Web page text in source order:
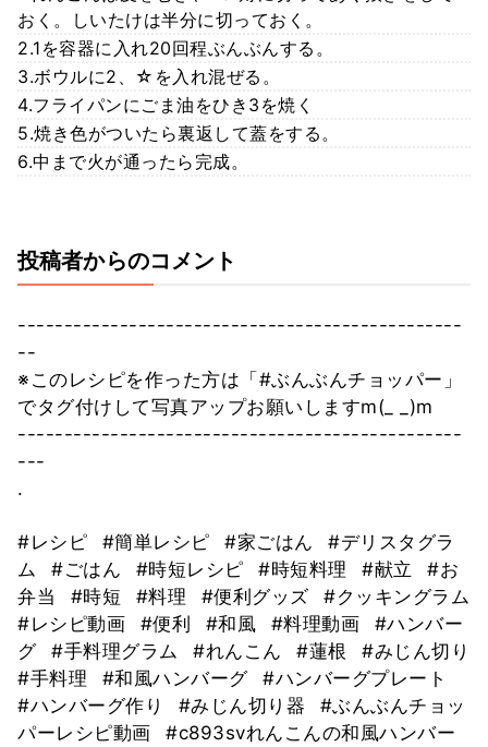
おく。しいたけは半分に切っておく。
2.1を容器に入れ20回程ぶんぶんする。
3.ボウルに2、☆を入れ混ぜる。
4.フライパンにごま油をひき3を焼く
5.焼き色がついたら裏返して蓋をする。
6.中まで火が通ったら完成。
投稿者からのコメント
------------------------------------------------
--
※このレシピを作った方は「#ぶんぶんチョッパー」
でタグ付けして写真アップお願いしますm(_ _)m
------------------------------------------------
---
.
#レシピ #簡単レシピ #家ごはん
#デリスタグラ
ム
#ごはん #時短レシピ #時短料理 #献立
#お
弁当
#時短 #料理 #便利グッズ
#クッキングラム
#レシピ動画
#便利 #和風 #料理動画
#ハンバー
グ
#手料理グラム #れんこん #蓮根
#みじん切り
#手料理
#和風ハンバーグ
#ハンバーグプレート
#ハンバーグ作り
#みじん切り器
#ぶんぶんチョッ
パーレシピ動画
#c893svれんこんの和風ハンバー